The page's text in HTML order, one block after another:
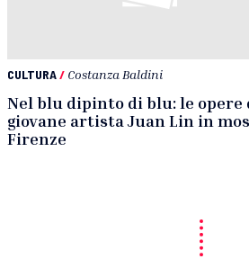
CULTURA/ Costanza Baldini
Nel blu dipinto di blu: le opere
giovane artista Juan Lin in
Firenze